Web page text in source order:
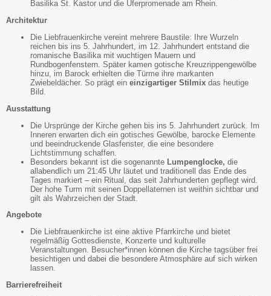
Basilika St. Kastor und die Uferpromenade am Rhein.
Architektur
Die Liebfrauenkirche vereint mehrere Baustile: Ihre Wurzeln
reichen bis ins 5. Jahrhundert, im 12. Jahrhundert entstand die
romanische Basilika mit wuchtigen Mauern und
Rundbogenfenstern. Später kamen gotische Kreuzrippengewölbe
hinzu, im Barock erhielten die Türme ihre markanten
Zwiebeldächer. So prägt ein einzigartiger Stilmix das heutige
Bild.
Ausstattung
Die Ursprünge der Kirche gehen bis ins 5. Jahrhundert zurück. Im
Inneren erwarten dich ein gotisches Gewölbe, barocke Elemente
und beeindruckende Glasfenster, die eine besondere
Lichtstimmung schaffen.
Besonders bekannt ist die sogenannte Lumpenglocke, die
allabendlich um 21:45 Uhr läutet und traditionell das Ende des
Tages markiert – ein Ritual, das seit Jahrhunderten gepflegt wird.
Der hohe Turm mit seinen Doppellaternen ist weithin sichtbar und
gilt als Wahrzeichen der Stadt.
Angebote
Die Liebfrauenkirche ist eine aktive Pfarrkirche und bietet
regelmäßig Gottesdienste, Konzerte und kulturelle
Veranstaltungen. Besucher*innen können die Kirche tagsüber frei
besichtigen und dabei die besondere Atmosphäre auf sich wirken
lassen.
Barrierefreiheit